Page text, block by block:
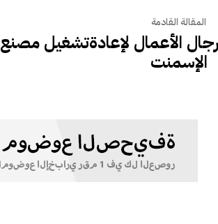
المقالة القادمة
الأعمال لإعادةتشغيل مصنع
الإسمنت